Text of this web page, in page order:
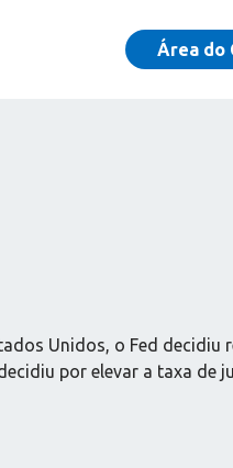
Área do
Unidos, o Fed decidiu
por elevar a taxa de